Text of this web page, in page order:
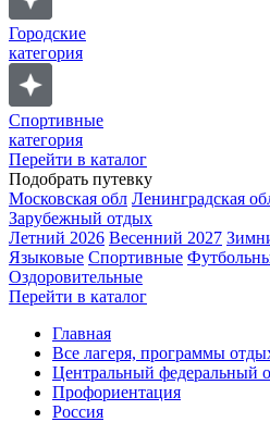
Городские
категория
Спортивные
категория
Перейти в каталог
Подобрать путевку
Московская обл Ленинградская
Зарубежный отдых
Летний 2026 Весенний 2027
Языковые Спортивные
Оздоровительные
Перейти в каталог
Главная
Все лагеря, программы
Центральный федеральный
Профориентация
Россия